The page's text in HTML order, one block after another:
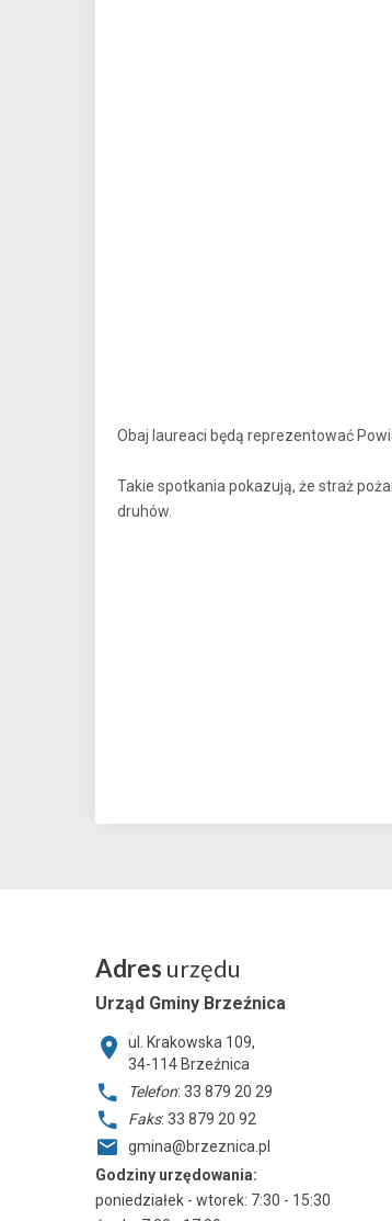
Obaj laureaci będą reprezentować
Takie spotkania pokazują, że straż
druhów.
Adres urzędu
Urząd Gminy Brzeźnica
ul. Krakowska 109,
34-114 Brzeźnica
Telefon: 33 879 20 29
Faks: 33 879 20 92
gmina@brzeznica.pl
Godziny urzędowania:
poniedziałek - wtorek: 7:30 - 15:30